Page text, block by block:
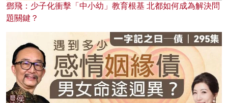
鄧飛：少子化衝擊「中小幼」教育根基 北都如何成為解決問
題關鍵？